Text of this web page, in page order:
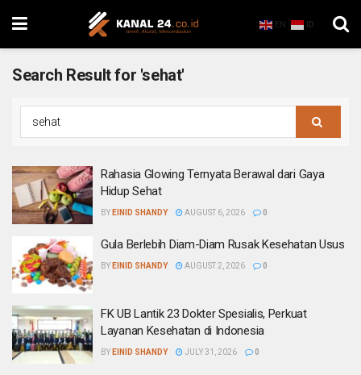
EN ID
Search Result for 'sehat'
Rahasia Glowing Ternyata Berawal dari Gaya
Hidup Sehat
BY EINID SHANDY AUGUST 6, 2026 0
Gula Berlebih Diam-Diam Rusak Kesehatan Usus
BY EINID SHANDY AUGUST 2, 2026 0
FK UB Lantik 23 Dokter Spesialis, Perkuat
Layanan Kesehatan di Indonesia
BY EINID SHANDY JULY 31, 2026 0